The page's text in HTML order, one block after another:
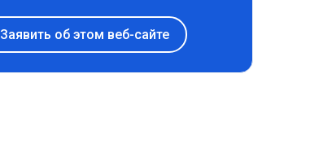
Заявить об этом веб-сайте